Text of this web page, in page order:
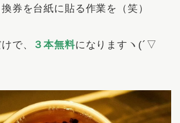
券を台紙に貼る作業を（笑）
で、 ３本無料になりますヽ(´▽